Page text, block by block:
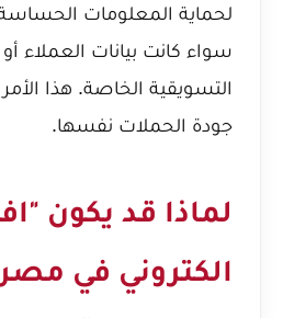
لحماية المعلومات
سواء كانت بيانات العملاء
التسويقية الخاصة. هذا
جودة الحملات نفسها.
لماذا قد يكون
الكتروني في مصر